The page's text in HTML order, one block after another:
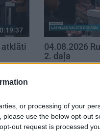
or processing of your
use the below opt-out
out request is processed
atklāti
04.08.2026
2. daļa